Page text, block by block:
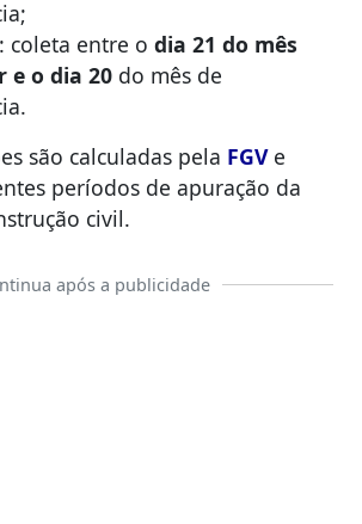
: coleta entre o dia 21 do mês
e o dia 20 do mês de
são calculadas pela FGVe
períodos de apuração da
civil.
após a publicidade